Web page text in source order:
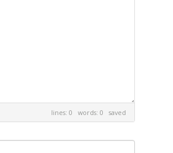
lines: 0 words: 0 saved